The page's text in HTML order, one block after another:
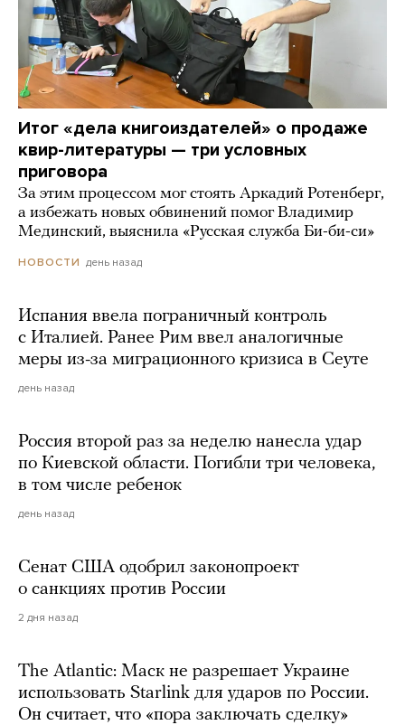
Итог «дела книгоиздателей» о продаже
квир-литературы — три условных
приговора
За этим процессом мог стоять Аркадий Ротенберг,
а избежать новых обвинений помог Владимир
Мединский, выяснила «Русская служба Би-би-си»
НОВОСТИ день назад
Испания ввела пограничный контроль
с Италией. Ранее Рим ввел аналогичные
меры из-за миграционного кризиса в Сеуте
день назад
Россия второй раз за неделю нанесла удар
по Киевской области. Погибли три человека,
в том числе ребенок
день назад
Сенат США одобрил законопроект
о санкциях против России
2 дня назад
The Atlantic: Маск не разрешает Украине
использовать Starlink для ударов по России.
Он считает, что «пора заключать сделку»